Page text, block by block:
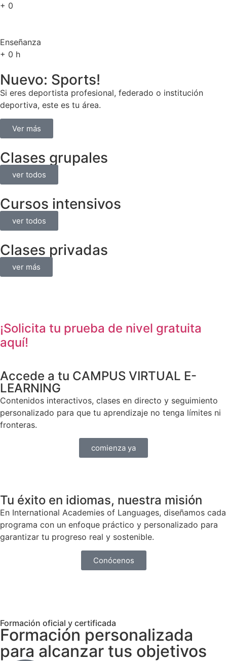
+ 0
Enseñanza
+ 0 h
Nuevo: Sports!
Si eres deportista profesional, federado o institución
deportiva, este es tu área.
Ver más
Clases grupales
ver todos
Cursos intensivos
ver todos
Clases privadas
ver más
¡Solicita tu prueba de nivel gratuita
aquí!
Accede a tu CAMPUS VIRTUAL E-
LEARNING
Contenidos interactivos, clases en directo y seguimiento
personalizado para que tu aprendizaje no tenga límites ni
fronteras.
comienza ya
Tu éxito en idiomas, nuestra misión
En International Academies of Languages, diseñamos cada
programa con un enfoque práctico y personalizado para
garantizar tu progreso real y sostenible.
Conócenos
Formación oficial y certificada
Formación personalizada
para alcanzar tus objetivos